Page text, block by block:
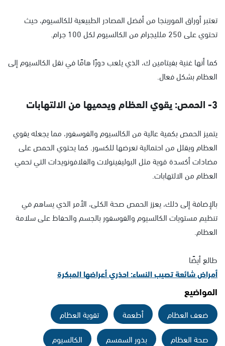
تعتبر أوراق المورينجا من أفضل المصادر الطبيعية للكالسيوم، حيث
تحتوي على 250 ملليجرام من الكالسيوم لكل 100 جرام.
كما أنها غنية بفيتامين ك، الذي يلعب دورًا هامًا في نقل الكالسيوم إلى
العظام بشكل فعال.
3- الحمص: يقوي العظام ويحميها من الالتهابات
يتميز الحمص بكمية عالية من الكالسيوم والفوسفور، مما يجعله يقوي
العظام ويقلل من احتمالية تعرضها للكسور. كما يحتوي الحمص على
مضادات أكسدة قوية مثل البوليفينولات والفلافونويدات التي تحمي
العظام من الالتهابات.
بالإضافة إلى ذلك، يعزز الحمص صحة الكلى، الأمر الذي يساهم في
تنظيم مستويات الكالسيوم والفوسفور بالجسم والحفاظ على سلامة
العظام.
طالع أيضًا
أمراض شائعة تصيب النساء: احذري أعراضها المبكرة
المواضيع
ضعف العظام أطعمة
تقوية العظام
صحة العظام
بذور السمسم الكالسيوم